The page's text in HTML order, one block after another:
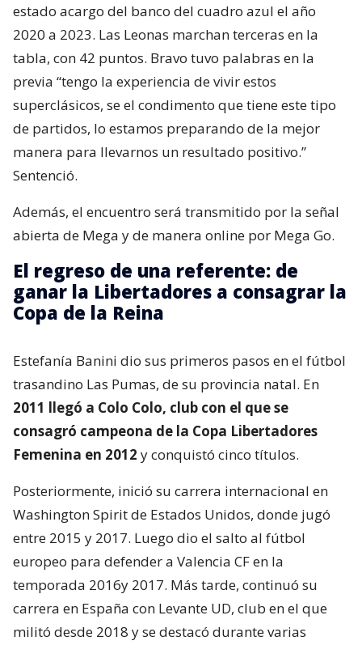
estado acargo del banco del cuadro azul el año
2020 a 2023. Las Leonas marchan terceras en la
tabla, con 42 puntos. Bravo tuvo palabras en la
previa “tengo la experiencia de vivir estos
superclásicos, se el condimento que tiene este tipo
de partidos, lo estamos preparando de la mejor
manera para llevarnos un resultado positivo.”
Sentenció.
Además, el encuentro será transmitido por la señal
abierta de Mega y de manera online por Mega Go.
El regreso de una referente: de
ganar la Libertadores a consagrar la
Copa de la Reina
Estefanía Banini dio sus primeros pasos en el fútbol
trasandino Las Pumas, de su provincia natal. En
2011 llegó a Colo Colo, club con el que se
consagró campeona de la Copa Libertadores
Femenina en 2012 y conquistó cinco títulos.
Posteriormente, inició su carrera internacional en
Washington Spirit de Estados Unidos, donde jugó
entre 2015 y 2017. Luego dio el salto al fútbol
europeo para defender a Valencia CF en la
temporada 2016y 2017. Más tarde, continuó su
carrera en España con Levante UD, club en el que
militó desde 2018 y se destacó durante varias